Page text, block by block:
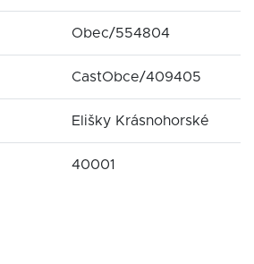
Obec/554804
CastObce/409405
Elišky Krásnohorské
40001